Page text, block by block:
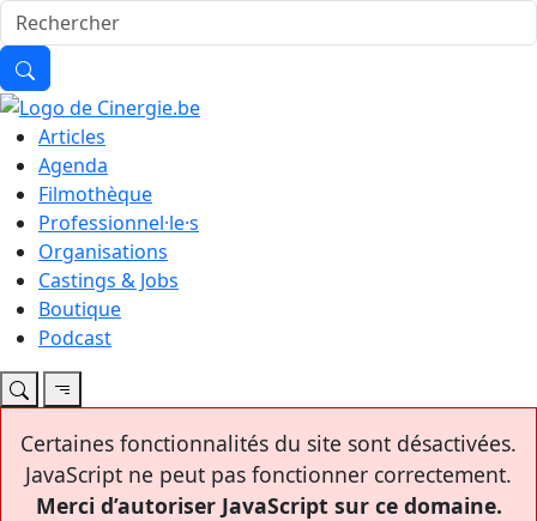
Articles
Agenda
Filmothèque
Professionnel·le·s
Organisations
Castings & Jobs
Boutique
Podcast
Certaines fonctionnalités du site sont désactivées.
JavaScript ne peut pas fonctionner correctement.
Merci d’autoriser JavaScript sur ce domaine.